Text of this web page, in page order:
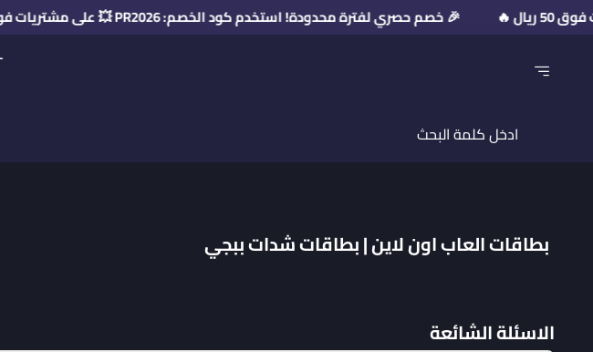
🎉 خصم حصري لفترة محدودة! استخدم كود الخصم: PR2026 💥 على مشتريات فوق 50 ريال 🔥
بطاقات العاب اون لاين | بطاقات شدات ببجي
الاسئلة الشائعة